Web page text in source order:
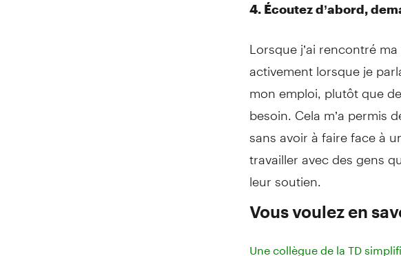
4. Écoutez d’abord,
Lorsque j’ai rencontré
activement lorsque je
mon emploi, plutôt que
besoin. Cela m’a permis
sans avoir à faire face à
travailler avec des gens
leur soutien.
Vous voulez en
Une collègue de la TD